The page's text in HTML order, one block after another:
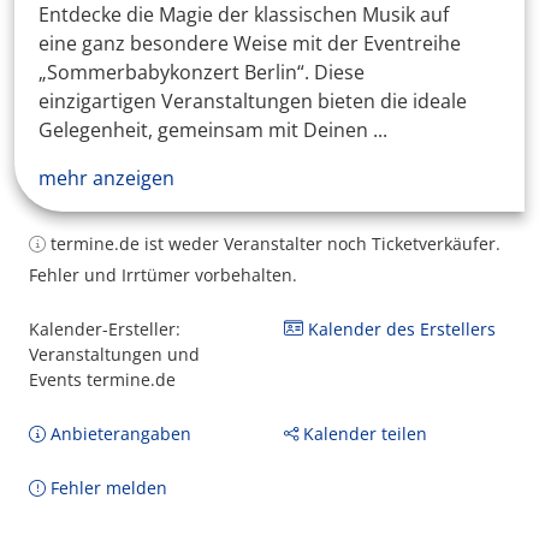
Entdecke die Magie der klassischen Musik auf
eine ganz besondere Weise mit der Eventreihe
„Sommerbabykonzert Berlin“. Diese
einzigartigen Veranstaltungen bieten die ideale
Gelegenheit, gemeinsam mit Deinen ...
mehr anzeigen
termine.de ist weder Veranstalter noch Ticketverkäufer.
Fehler und Irrtümer vorbehalten.
Kalender-Ersteller:
Veranstaltungen und
Events termine.de
Kalender des Erstellers
Anbieterangaben Kalender teilen
Fehler melden